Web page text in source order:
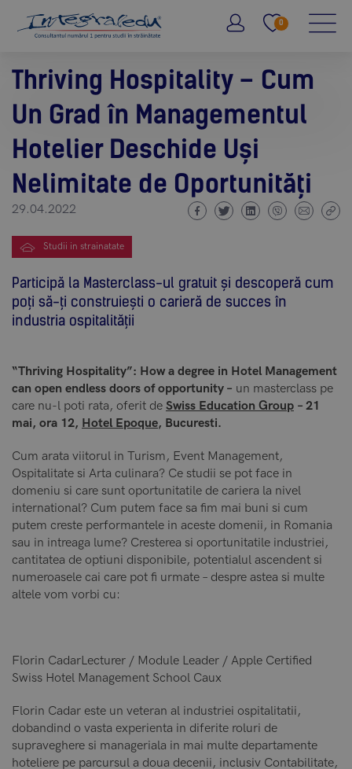
0
Thriving Hospitality – Cum
Un Grad în Managementul
Hotelier Deschide Uși
Nelimitate de Oportunități
29.04.2022
Studii in strainatate
Participă la Masterclass-ul gratuit și descoperă cum
poți să-ți construiești o carieră de succes în
industria ospitalității
“Thriving Hospitality”: How a degree in Hotel Management
can open endless doors of opportunity – un masterclass pe
care nu-l poti rata, oferit de Swiss Education Group – 21
mai, ora 12, Hotel Epoque, Bucuresti.
Cum arata viitorul in Turism, Event Management,
Ospitalitate si Arta culinara? Ce studii se pot face in
domeniu si care sunt oportunitatile de cariera la nivel
international? Cum putem face sa fim mai buni si cum
putem creste performantele in aceste domenii, in Romania
sau in intreaga lume? Cresterea si oportunitatile industriei,
cantitatea de optiuni disponibile, potentialul ascendent si
numeroasele cai care pot fi urmate – despre astea si multe
altele vom vorbi cu:
Florin CadarLecturer / Module Leader / Apple Certified
Swiss Hotel Management School Caux
Florin Cadar este un veteran al industriei ospitalitatii,
dobandind o vasta experienta in diferite roluri de
supraveghere si manageriala in mai multe departamente
hoteliere pe parcursul a doua decenii, inclusiv Contabilitate,